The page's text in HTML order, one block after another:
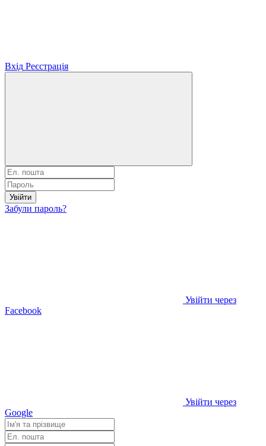
Вхід Реєстрація
Увійти
Забули пароль?
Увійти через
Facebook
Увійти через
Google